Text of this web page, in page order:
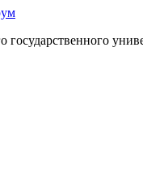
государственного